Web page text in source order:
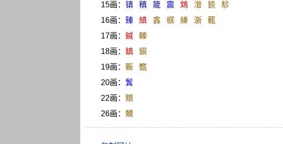
15画： 镇 稹 箴 震 鴆 潧 鋴
駗
16画： 臻 縝 錱 樼 縥 澵
薽
17画： 鍼
轃
18画： 鎮
鎭
19画： 辴
籈
20画： 鬒
22画： 黰
26画： 鱵